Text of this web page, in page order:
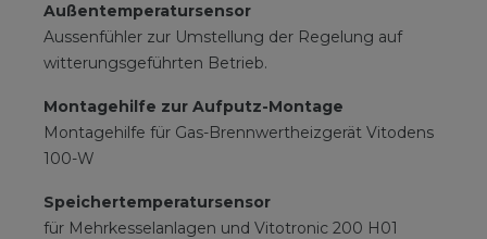
Außentemperatursensor
Aussenfühler zur Umstellung der Regelung auf
witterungsgeführten Betrieb.
Montagehilfe zur Aufputz-Montage
Montagehilfe für Gas-Brennwertheizgerät Vitodens
100-W
Speichertemperatursensor
für Mehrkesselanlagen und Vitotronic 200 H01